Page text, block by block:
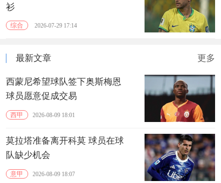
衫
综合 2026-07-29 17:14
最新文章 更多
西蒙尼希望球队签下奥斯梅恩
球员愿意促成交易
西甲 2026-08-09 18:01
莫拉塔准备离开科莫 球员在球
队缺少机会
意甲 2026-08-09 18:07